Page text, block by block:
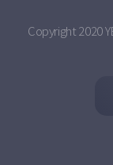
Copyright 2020